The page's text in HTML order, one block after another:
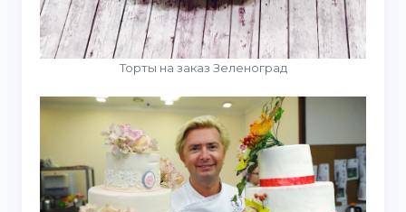
Торты на заказ Зеленоград